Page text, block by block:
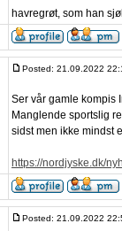
havregrøt, som han
Posted: 21.09.2022
Ser vår gamle kompis
Manglende sportslig
sidst men ikke mindst
https://nordjyske.dk/
Posted: 21.09.2022